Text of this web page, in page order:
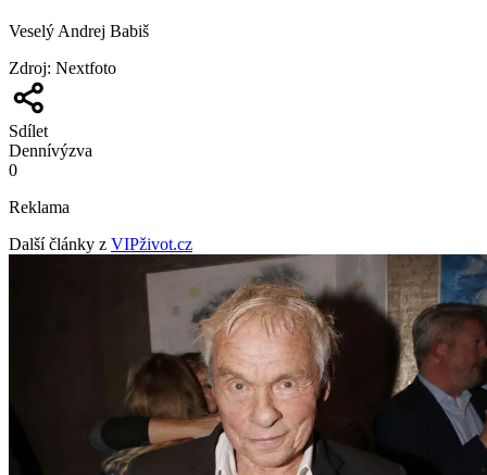
Veselý Andrej Babiš
Zdroj: Nextfoto
Sdílet
Dennívýzva
0
Reklama
Další články z VIPživot.cz